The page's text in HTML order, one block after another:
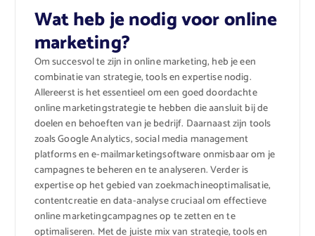
Wat heb je nodig voor online
marketing?
Om succesvol te zijn in online marketing, heb je een
combinatie van strategie, tools en expertise nodig.
Allereerst is het essentieel om een goed doordachte
online marketingstrategie te hebben die aansluit bij de
doelen en behoeften van je bedrijf. Daarnaast zijn tools
zoals Google Analytics, social media management
platforms en e-mailmarketingsoftware onmisbaar om je
campagnes te beheren en te analyseren. Verder is
expertise op het gebied van zoekmachineoptimalisatie,
contentcreatie en data-analyse cruciaal om effectieve
online marketingcampagnes op te zetten en te
optimaliseren. Met de juiste mix van strategie, tools en